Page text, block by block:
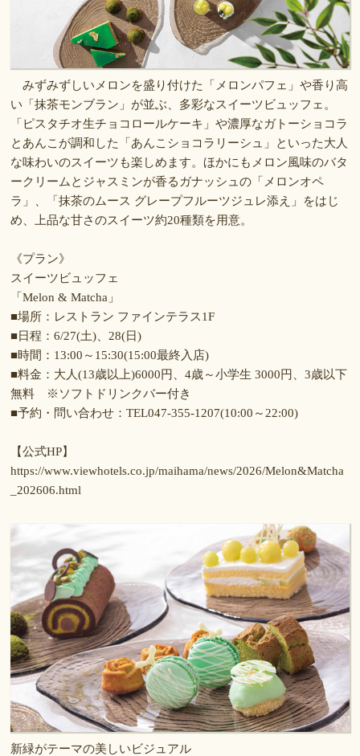
みずみずしいメロンを盛り付けた「メロンパフェ」や香り高
い「抹茶モンブラン」が並ぶ、多彩なスイーツビュッフェ。
「ピスタチオ生チョコロールケーキ」や濃厚なガトーショコラ
とあんこが調和した「あんこショコラリーシュ」といった大人
な味わいのスイーツも楽しめます。ほかにもメロン風味のバタ
ークリームとジャスミンが香るガナッシュの「メロンオペ
ラ」、「抹茶のムース グレープフルーツジュレ添え」をはじ
め、上品な甘さのスイーツ約20種類を用意。
《プラン》
スイーツビュッフェ
「Melon & Matcha」
■場所：レストラン ファインテラス1F
■日程：6/27(土)、28(日)
■時間：13:00～15:30(15:00最終入店)
■料金：大人(13歳以上)6000円、4歳～小学生 3000円、3歳以下
無料 ※ソフトドリンクバー付き
■予約・問い合わせ：TEL047-355-1207(10:00～22:00)
【公式HP】
https://www.viewhotels.co.jp/maihama/news/2026/Melon&Matcha
_202606.html
新緑がテーマの美しいビジュアル